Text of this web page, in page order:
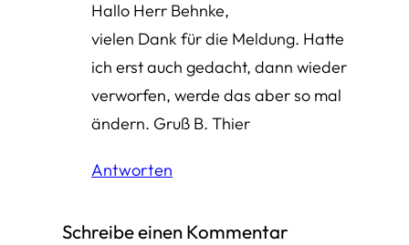
Hallo Herr Behnke,
vielen Dank für die Meldung. Hatte
ich erst auch gedacht, dann wieder
verworfen, werde das aber so mal
ändern. Gruß B. Thier
Antworten
Schreibe einen Kommentar